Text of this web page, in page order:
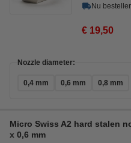
Nu
€ 19,50
Nozzle diameter:
0,4 mm 0,6 mm 0,8 mm
Micro Swiss A2 hard stalen
x 0,6 mm